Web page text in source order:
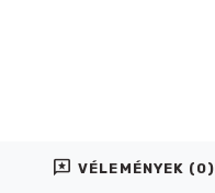
reviews VÉLEMÉNYEK (0)